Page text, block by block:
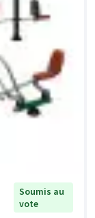
Soumis au
vote